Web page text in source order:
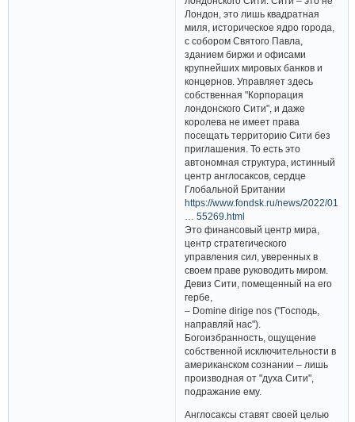
Лондон, это лишь квадратная
миля, историческое ядро города,
с собором Святого Павла,
зданием биржи и офисами
крупнейших мировых банков и
концернов. Управляет здесь
собственная "Корпорация
лондонского Сити", и даже
королева не имеет права
посещать территорию Сити без
приглашения. То есть это
автономная структура, истинный
центр англосаксов, сердце
Глобальной Британии
https://www.fondsk.ru/news/2022/01/
… 55269.html
Это финансовый центр мира,
центр стратегического
управления сил, уверенных в
своем праве руководить миром.
Девиз Сити, помещенный на его
гербе,
– Domine dirige nos ("Господь,
направляй нас").
Богоизбранность, ощущение
собственной исключительности в
американском сознании – лишь
производная от "духа Сити",
подражание ему.
Англосаксы ставят своей целью